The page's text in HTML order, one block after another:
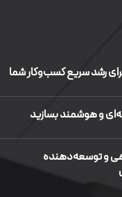
رشد سریع کسب‌وکار شما
و هوشمند بسازید
و توسعه‌دهنده